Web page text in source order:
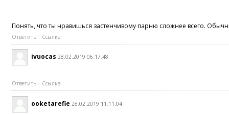
Понять, что ты нравишься застенчивому парню сложнее всего.
Ответить Ссылка
ivuocas 28.02.2019 06:17:48
Ответить Ссылка
ooketarefie 28.02.2019 11:11:04